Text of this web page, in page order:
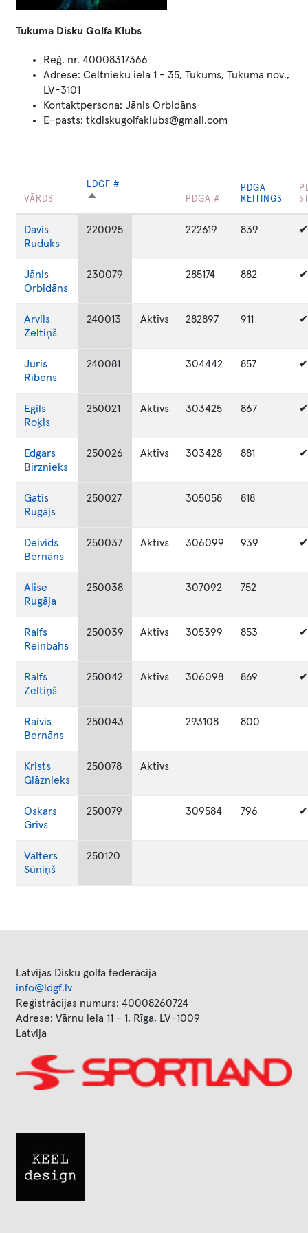
Tukuma Disku Golfa Klubs
Reģ. nr. 40008317366
Adrese: Celtnieku iela 1 - 35, Tukums, Tukuma nov.,
LV-3101
Kontaktpersona: Jānis Orbidāns
E-pasts: tkdiskugolfaklubs@gmail.com
VĀRDS
LDGF #
SAKĀRTOT
PDGA #
PDGA
REITINGS
Davis
Ruduks
220095 222619 839 ✔
Jānis
Orbidāns
230079 285174 882 ✔
Arvils
Zeltiņš
240013 Aktīvs 282897 911 ✔
Juris
Rībens
240081 304442 857 ✔
Egils
Roķis
250021 Aktīvs 303425 867 ✔
Edgars
Birznieks
250026 Aktīvs 303428 881 ✔
Gatis
Rugājs
250027 305058 818
Deivids
Bernāns
250037 Aktīvs 306099 939 ✔
Alise
Rugāja
250038 307092 752
Ralfs
Reinbahs
250039 Aktīvs 305399 853 ✔
Ralfs
Zeltiņš
250042 Aktīvs 306098 869 ✔
Raivis
Bernāns
250043 293108 800
Krists
Glāznieks
250078 Aktīvs
Oskars
Grivs
250079 309584 796 ✔
Valters
Sūniņš
250120
Latvijas Disku golfa federācija
info@ldgf.lv
Reģistrācijas numurs: 40008260724
Adrese: Vārnu iela 11 - 1, Rīga, LV-1009
Latvija
Image